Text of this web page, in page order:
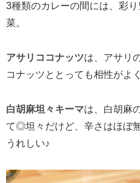
3種類のカレーの間には、彩
菜。
アサリココナッツは、アサリ
コナッツととっても相性がよ
白胡麻坦々キーマは、白胡麻
て◎坦々だけど、辛さはほぼ
うれしい♪